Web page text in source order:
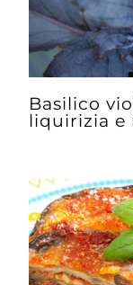
Basilico
liquirizia e